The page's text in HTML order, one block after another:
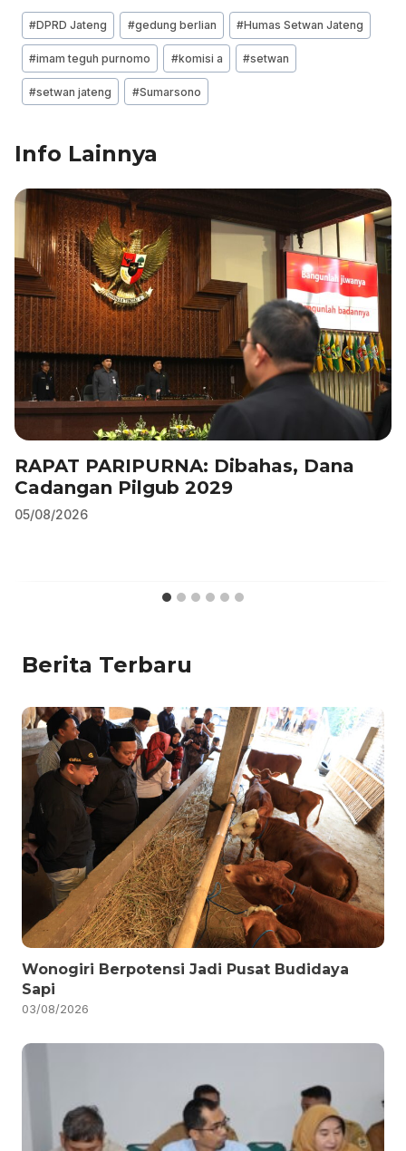
c
e
b
o
k
k
e
dI
n
at
s
A
p
e
gr
a
m
ai
l
ar
e
Post
Tags:
#DPRD Jateng #gedung berlian #Humas Setwan Jateng
#imam teguh purnomo #komisi a #setwan
#setwan jateng #Sumarsono
Info Lainnya
RAPAT PARIPURNA: Dibahas, Dana
Cadangan Pilgub 2029
05/08/2026
Berita Terbaru
Wonogiri Berpotensi Jadi Pusat Budidaya
Sapi
03/08/2026